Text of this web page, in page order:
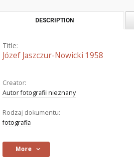
DESCRIPTION
Title:
Józef Jaszczur-Nowicki 1958
Creator:
Autor fotografii nieznany
Rodzaj dokumentu:
fotografia
More